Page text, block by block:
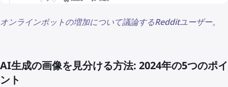
オンラインボットの増加について議論するRedditユーザー。
AI生成の画像を見分ける方法: 2024年の5つのポイ
ント